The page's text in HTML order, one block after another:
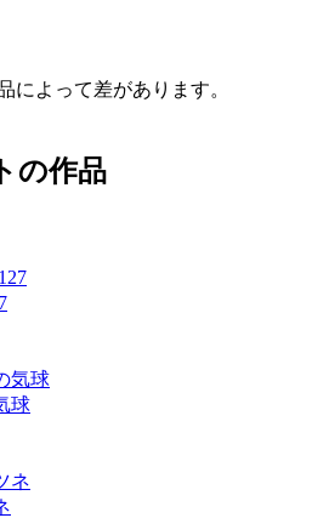
よって差があります。
の作品
球